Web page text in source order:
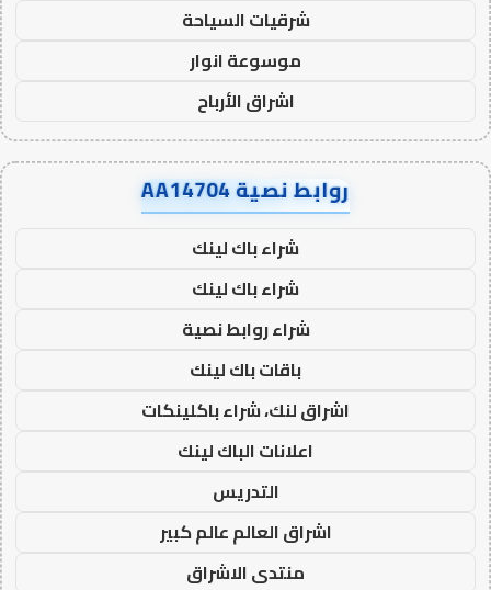
شرقيات السياحة
موسوعة انوار
اشراق الأرباح
روابط نصية AA14704
شراء باك لينك
شراء باك لينك
شراء روابط نصية
باقات باك لينك
اشراق لنك، شراء باكلينكات
اعلانات الباك لينك
التدريس
اشراق العالم عالم كبير
منتدى الاشراق